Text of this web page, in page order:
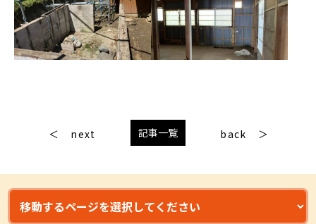
next 記事一覧 back